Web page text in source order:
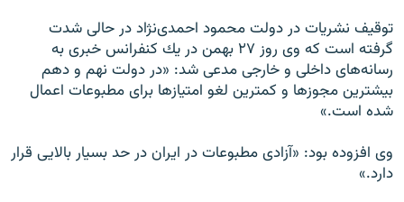
توقيف نشريات در دولت محمود احمدى‌نژاد در حالى شدت
گرفته است كه وى روز ۲۷ بهمن در يك كنفرانس خبرى به
رسانه‌هاى داخلى و خارجى مدعى شد: «در دولت نهم و دهم
بيشترين مجوزها و كمترين لغو امتيازها براى مطبوعات اعمال
شده است.»
وى افزوده بود: «آزادى مطبوعات در ايران در حد بسيار بالایی قرار
دارد.»